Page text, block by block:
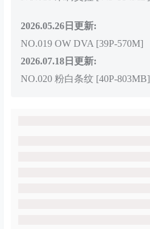
2026.05.26日更新:
NO.019 OW DVA [39P-570M]
2026.07.18日更新:
NO.020 粉白条纹 [40P-803MB]